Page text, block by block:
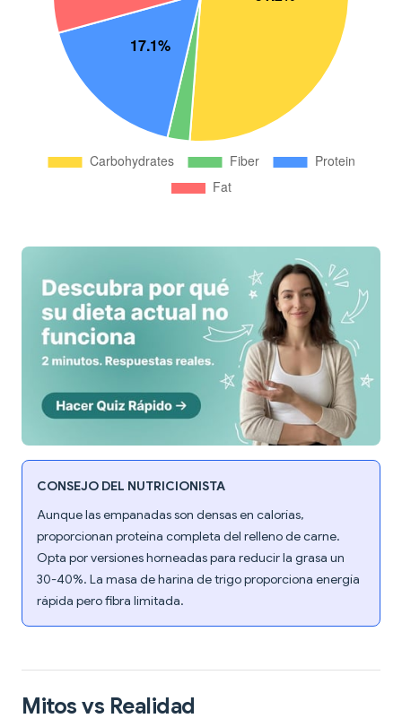
CONSEJO DEL NUTRICIONISTA
Aunque las empanadas son densas en calorías,
proporcionan proteína completa del relleno de carne.
Opta por versiones horneadas para reducir la grasa un
30-40%. La masa de harina de trigo proporciona energía
rápida pero fibra limitada.
Mitos vs Realidad